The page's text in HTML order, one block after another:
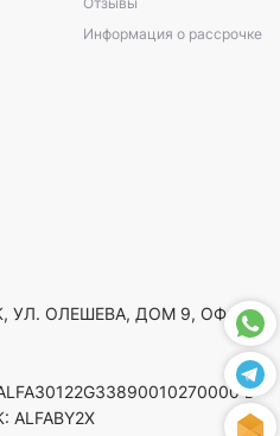
Информация о рассрочке
УЛ. ОЛЕШЕВА, ДОМ 9, ОФ. 5,
в
ALFABY2X